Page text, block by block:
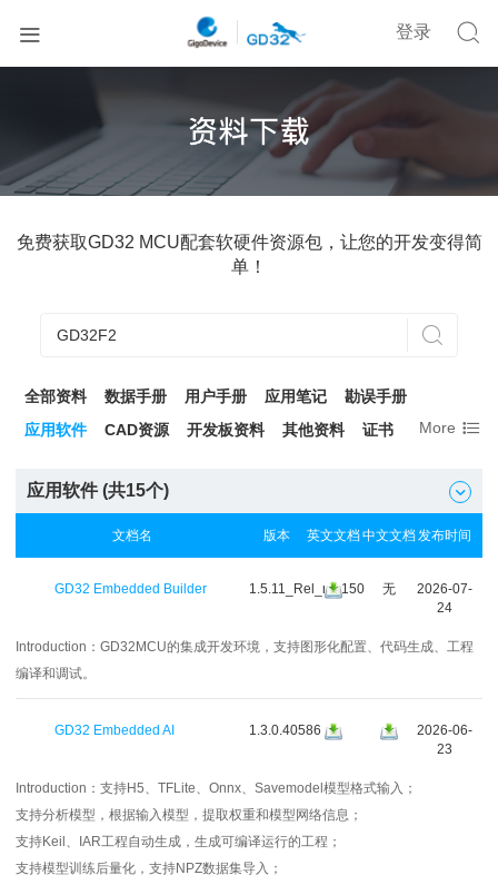
 
登录
免费获取GD32 MCU配套软硬件资源包，让您的开发变得简
单！

全部资料 数据手册 用户手册 应用笔记
勘误手册
应用软件
CAD资源 开发板资料 其他资料 证书 More 
应用软件 (共15个) 
文档名 版本 英文文档中文文档发布时间
GD32 Embedded Builder 1.5.11_Rel_r41150 无
2026-07-
24
Introduction： GD32MCU的集成开发环境，支持图形化配置、代码生成、工程
编译和调试。
GD32 Embedded AI 1.3.0.40586
2026-06-
23
Introduction： 支持H5、TFLite、Onnx、Savemodel模型格式输入；
支持分析模型，根据输入模型，提取权重和模型网络信息；
支持Keil、IAR工程自动生成，生成可编译运行的工程；
支持模型训练后量化，支持NPZ数据集导入；